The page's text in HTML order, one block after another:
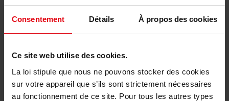
Consentement Détails À propos des cookies
Ce site web utilise des cookies.
La loi stipule que nous ne pouvons stocker des cookies
sur votre appareil que s’ils sont strictement nécessaires
au fonctionnement de ce site. Pour tous les autres types
Ajouter au panier
Livraison gratuite à partir de 50€
Retour gratuit dans votre magasin